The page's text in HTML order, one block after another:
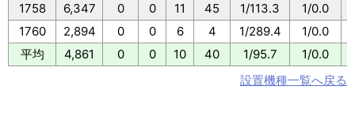
1758
6,347 0 0 11 45 1/113.3 1/0.0
1760
2,894 0 0 6 4 1/289.4 1/0.0
平均
4,861 0 0 10 40 1/95.7 1/0.0
設置機種一覧へ戻る